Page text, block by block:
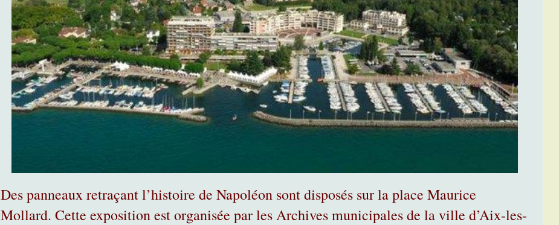
Des panneaux retraçant l’histoire de Napoléon sont disposés sur la place Maurice
Mollard. Cette exposition est organisée par les Archives municipales de la ville d’Aix-les-